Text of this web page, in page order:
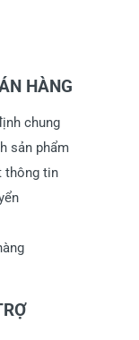
HÀNG
chung
sản phẩm
thông tin